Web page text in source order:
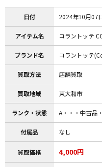
日付 2024年10月07
アイテム名 コラントッテ
ブランド名 コラントッテ
買取方法 店舗買取
買取地域 東大和市
ランク・状態 A・・・中古品
付属品 なし
買取価格 4,000円